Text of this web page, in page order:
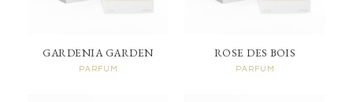
GARDENIA GARDEN
PARFUM
ROSE DES BOIS
PARFUM